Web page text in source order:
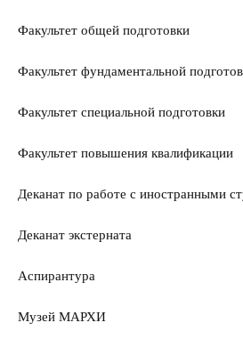
Факультет общей подготовки
Факультет фундаментальной
Факультет специальной подготовки
Факультет повышения квалификации
Деканат по работе с иностранными
Деканат экстерната
Аспирантура
Музей МАРХИ